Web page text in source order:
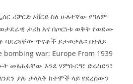
ሪቻርድ ኦቨርይ ስለ ሁለተኛው የዓለም
ወታደራዊ ታሪክ እና በጦርነቱ ወቅት የወደሙ
ባደረጓቸው ጥናቶች ይታወቃሉ፡፡ በተለይ
bombing war: Europe From 1939
መፅሐፋቸው እንደ ሃምቡርግ፣ ድሬስደን፣
ለንደን ያሉ ታላላቅ ከተሞች ላይ የደረሰውን